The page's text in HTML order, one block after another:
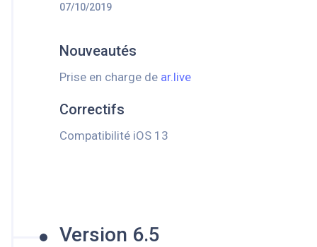
07/10/2019
Nouveautés
Prise en charge de ar.live
Correctifs
Compatibilité iOS 13
Version 6.5